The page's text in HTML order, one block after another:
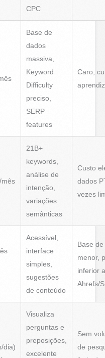
CPC
Base de
dados
massiva,
Keyword
Difficulty
preciso,
SERP
features
Caro,
mês
21B+
keywords,
análise de
intenção,
variações
semânticas
Custo
dados
vezes
Acessível,
interface
simples,
sugestões
de conteúdo
Base
menor,
inferior
Ahrefs/
dia)
Visualiza
perguntas e
preposições,
excelente
Sem
de